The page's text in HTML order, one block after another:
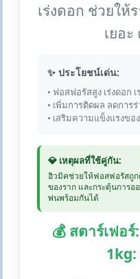
เร่งดอก ช่วยให้
เยอ
✨ ประโยชน์เด่น:
• ฟอสฟอรัสสูง เร่งดอก เ
• เพิ่มการติดผล ลดการร่
• เสริมความแข็งแรงขอ
💎 เหตุผลที่ใช้คู่กัน:
ฮิวมิคช่วยให้ฟอสฟอรัสถูก
ของราก และกระตุ้นการ
พ่นพร้อมกันได้
💰 สตาร์เฟอ
1kg: